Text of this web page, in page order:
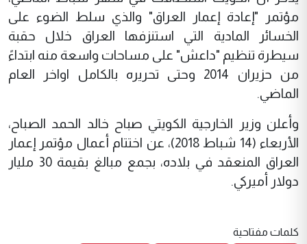
مؤتمر "إعادة إعمار العراق" والذي سلط الضوء على
الخسائر المادية التي استنزفها العراق خلال حقبة
سيطرة تنظيم "داعش" على مساحات واسعة منه ابتداءً
من حزيران 2014 وحتى تحريره بالكامل اواخر العام
الماضي.
وأعلن وزير الخارجية الكويتي صباح خالد الحمد الصباح،
الأربعاء (14 شباط 2018)، عن اختتام أعمال مؤتمر إعمار
العراق المنعقد في بلاده، بجمع مبالغ بقيمة 30 مليار
دولار أميركي.
كلمات مفتاحية